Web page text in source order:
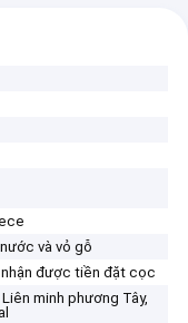
và vỏ gỗ
nhận được tiền đặt cọc
minh phương Tây,